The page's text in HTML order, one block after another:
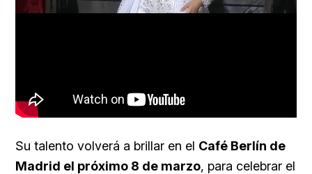
Unmute Loaded:
25.99%
Su talento volverá a brillar en el Café Berlín de
Madrid el próximo 8 de marzo, para celebrar el